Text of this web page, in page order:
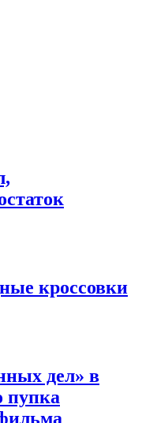
кроссовки
дел» в
пупка